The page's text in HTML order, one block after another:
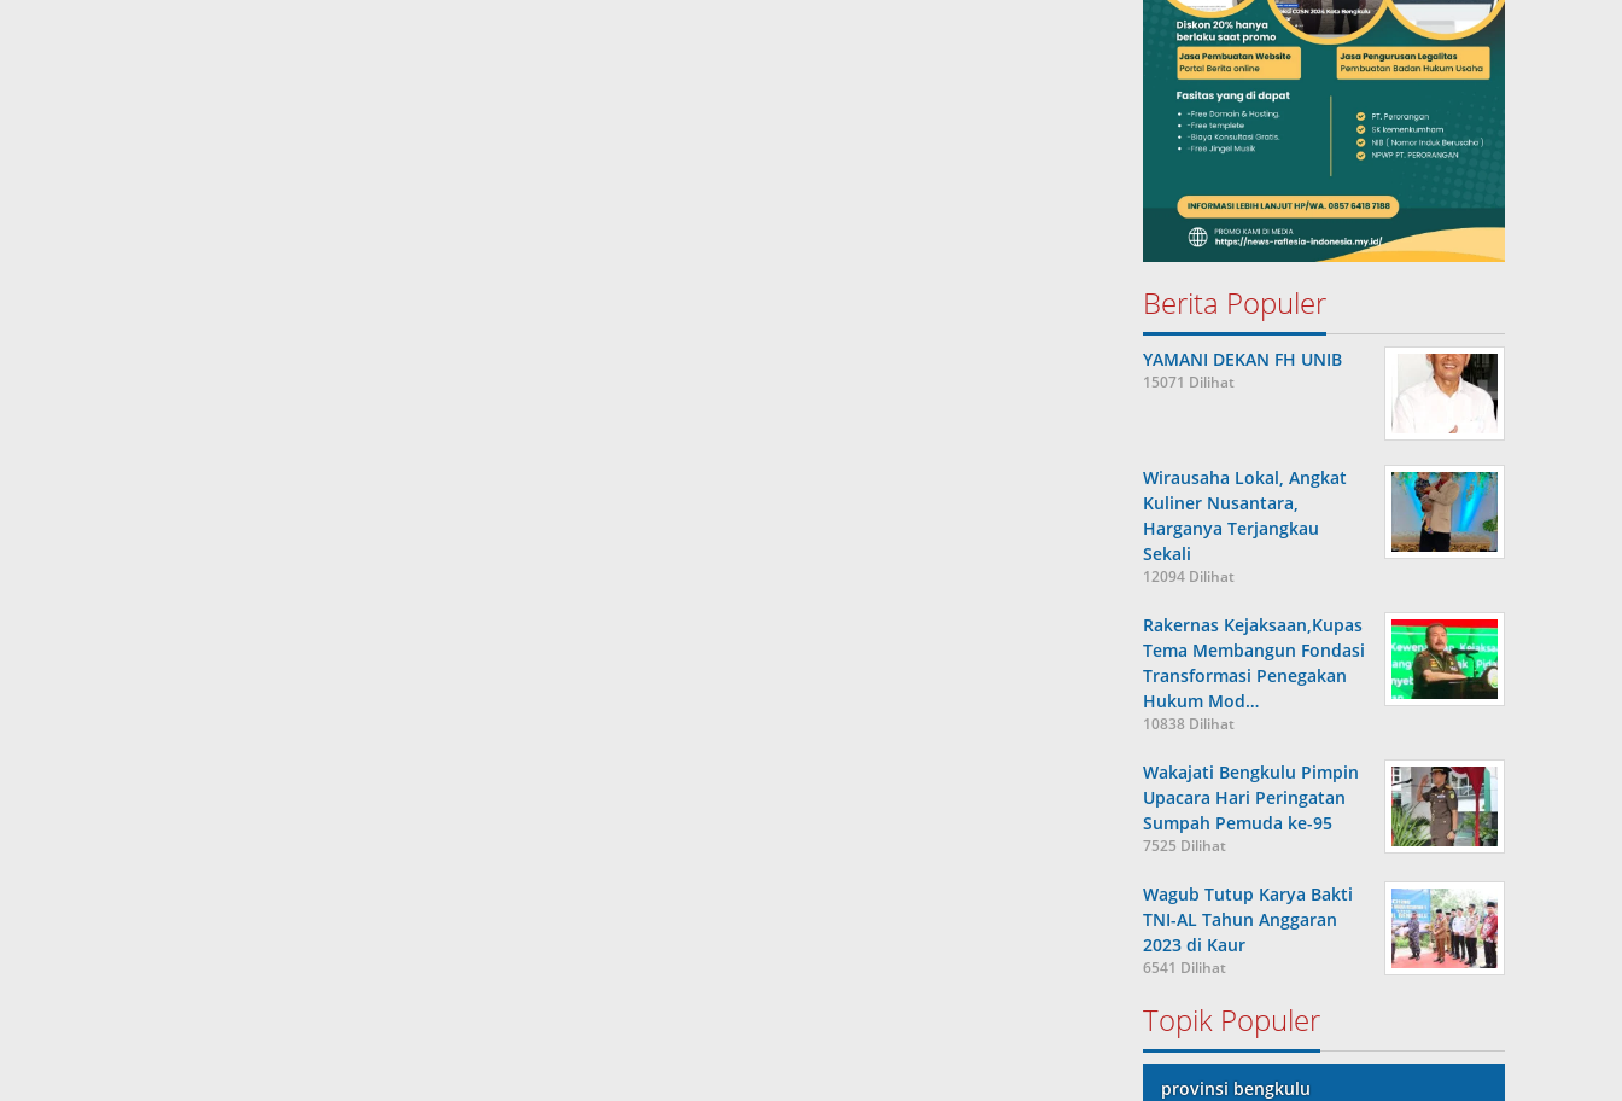
Berita Populer
YAMANI DEKAN FH UNIB
15071 Dilihat
Wirausaha Lokal, Angkat
Kuliner Nusantara,
Harganya Terjangkau
Sekali
12094 Dilihat
Rakernas Kejaksaan,Kupas
Tema Membangun Fondasi
Transformasi Penegakan
Hukum Mod…
10838 Dilihat
Wakajati Bengkulu Pimpin
Upacara Hari Peringatan
Sumpah Pemuda ke-95
7525 Dilihat
Wagub Tutup Karya Bakti
TNI-AL Tahun Anggaran
2023 di Kaur
6541 Dilihat
Topik Populer
provinsi bengkulu